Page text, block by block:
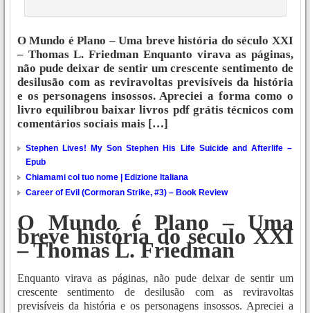
O Mundo é Plano – Uma breve história do século XXI
– Thomas L. Friedman Enquanto virava as páginas,
não pude deixar de sentir um crescente sentimento de
desilusão com as reviravoltas previsíveis da história
e os personagens insossos. Apreciei a forma como o
livro equilibrou baixar livros pdf grátis técnicos com
comentários sociais mais […]
Stephen Lives! My Son Stephen His Life Suicide and Afterlife –
Epub
Chiamami col tuo nome | Edizione Italiana
Career of Evil (Cormoran Strike, #3) – Book Review
O Mundo é Plano – Uma
breve história do século XXI
– Thomas L. Friedman
Enquanto virava as páginas, não pude deixar de sentir um
crescente sentimento de desilusão com as reviravoltas
previsíveis da história e os personagens insossos. Apreciei a